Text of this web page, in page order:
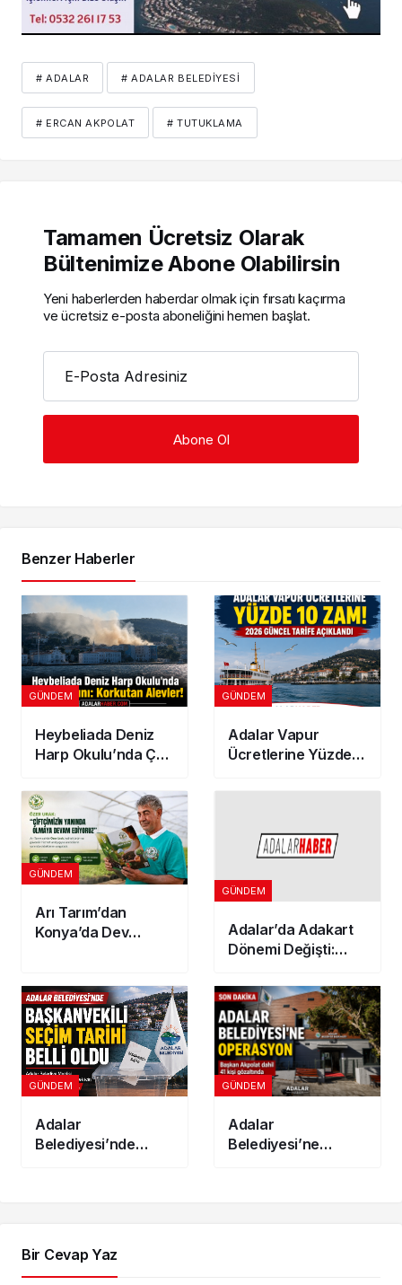
# ADALAR # ADALAR BELEDIYESI
# ERCAN AKPOLAT # TUTUKLAMA
Tamamen Ücretsiz Olarak
Bültenimize Abone Olabilirsin
Yeni haberlerden haberdar olmak için fırsatı kaçırma
ve ücretsiz e-posta aboneliğini hemen başlat.
E-Posta Adresiniz
Benzer Haberler
GÜNDEM
Heybeliada Deniz
Harp Okulu’nda Çatı
Alevler!
GÜNDEM
Adalar Vapur
Ücretlerine Yüzde
Güncel Tarife
GÜNDEM
Arı Tarım’dan
Konya’da Dev
Jeotermal Sera
Kuruluyor
GÜNDEM
Adalar’da Adakart
Dönemi Değişti:
Gösterenler
İndirimden
Yararlanamayacak
GÜNDEM
Adalar
Belediyesi’nde
GÜNDEM
Adalar
Belediyesi’ne
Bir Cevap Yaz